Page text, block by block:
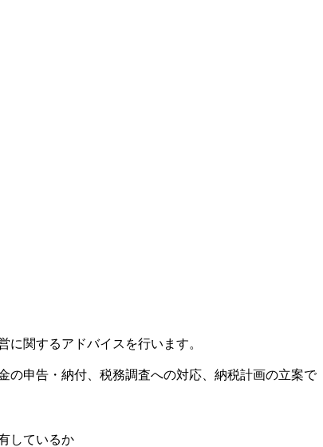
関するアドバイスを行います。
の申告・納付、税務調査への対応、納税計画の立案で
しているか